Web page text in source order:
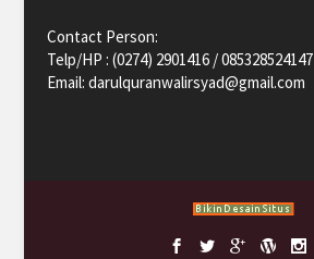
Contact Person:
Telp/HP : (0274) 2901416 / 085328524147
Email: darulquranwalirsyad@gmail.com